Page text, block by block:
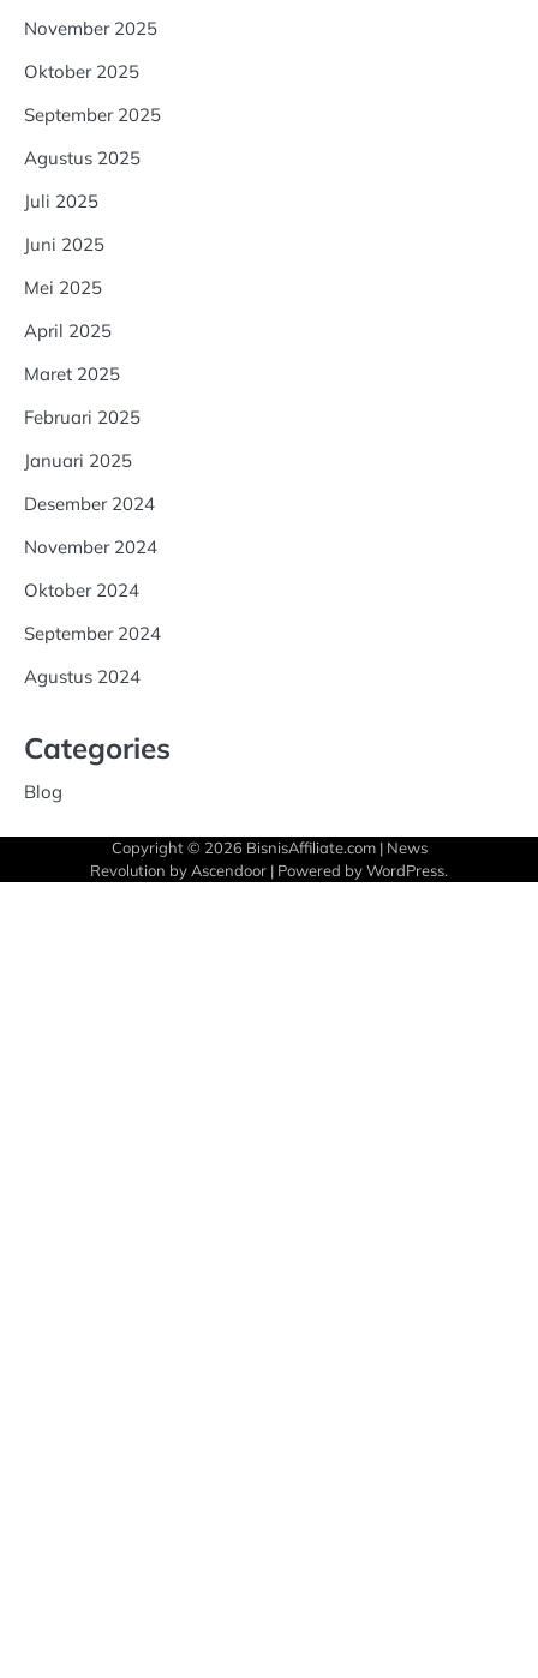
November 2025
Oktober 2025
September 2025
Agustus 2025
Juli 2025
Juni 2025
Mei 2025
April 2025
Maret 2025
Februari 2025
Januari 2025
Desember 2024
November 2024
Oktober 2024
September 2024
Agustus 2024
Categories
Blog
Copyright © 2026 BisnisAffiliate.com| News
Revolution by Ascendoor | Powered byWordPress.